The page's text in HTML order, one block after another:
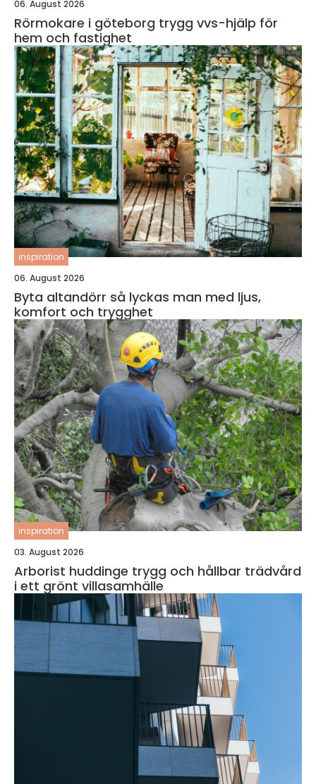
06. August 2026
Rörmokare i göteborg trygg vvs-hjälp för
hem och fastighet
inspiration
06. August 2026
Byta altandörr så lyckas man med ljus,
komfort och trygghet
inspiration
03. August 2026
Arborist huddinge trygg och hållbar trädvård
i ett grönt villasamhälle